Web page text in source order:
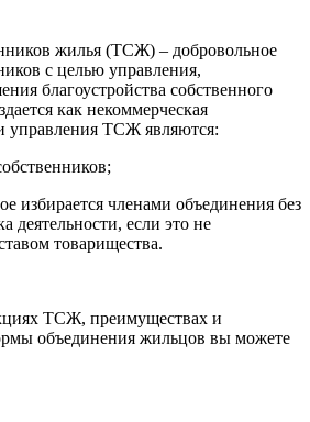
жилья (ТСЖ) – добровольное
с целью управления,
благоустройства собственного
как некоммерческая
управления ТСЖ являются:
избирается членами объединения без
деятельности, если это не
товарищества.
ТСЖ, преимуществах и
объединения жильцов вы можете